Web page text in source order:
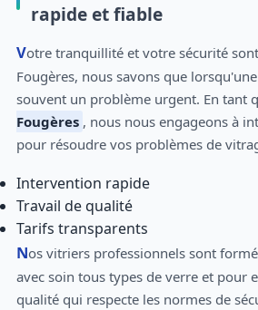
rapide et fiable
Votre tranquillité et votre sécurité sont nos priorités. À
Fougères, nous savons que
souvent un problème urgent. En tant
Fougères , nous nous engageons à
pour résoudre vos problèmes de
Intervention rapide
Travail de qualité
Tarifs transparents
Nos vitriers professionnels sont formés pour manipuler
avec soin tous types de verre et pour
qualité qui respecte les normes de